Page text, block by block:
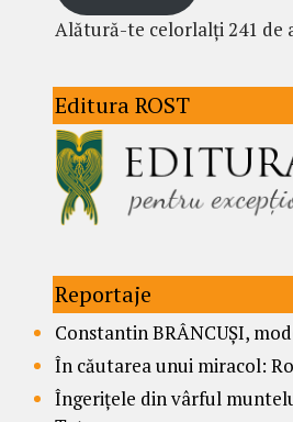
Alătură-te celorlalți 241 de
Editura ROST
Reportaje
Constantin BRÂNCUȘI,
În căutarea unui miracol:
Îngerițele din vârful